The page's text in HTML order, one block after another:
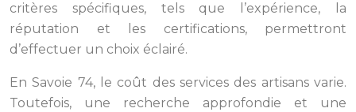
critères spécifiques, tels que l’expérience, la
réputation et les certifications, permettront
d’effectuer un choix éclairé.
En Savoie 74, le coût des services des artisans varie.
Toutefois, une recherche approfondie et une